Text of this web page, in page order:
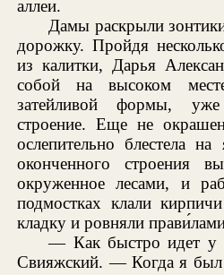
аллеи.
Дамы раскрыли
дорожку. Пройдя
из калитки, Дарья
собой на высоком
затейливой формы,
строение. Еще не
ослепительно блестела
оконченного строения
окруженное лесами, и
подмостках клали
кладку и ровняли
— Как быстро идет у
Свияжский. — Когда я был